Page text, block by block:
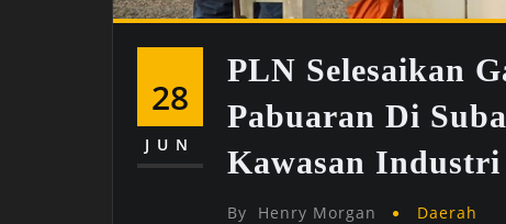
28
JUN
PLN Selesaikan
Pabuaran Di
Kawasan Industri
By Henry Morgan Daerah